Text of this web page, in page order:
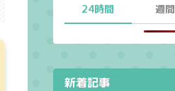
24時間 週間
新着記事